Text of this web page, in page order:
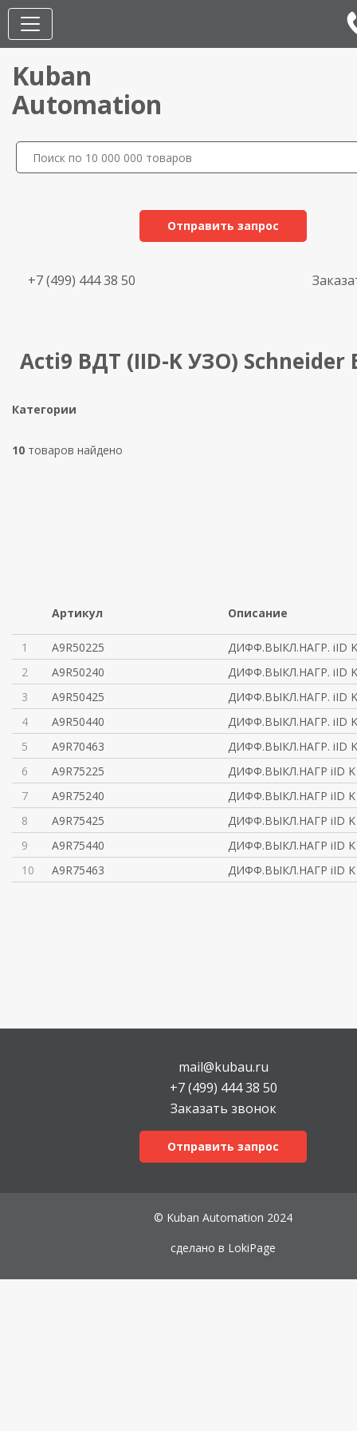
Kuban
Automation
Отправить запрос
+7 (499) 444 38 50
Acti9 ВДТ (IID-K УЗО) Schneider
Категории
10 товаров найдено
Артикул Описание
1 A9R50225
ДИФФ.ВЫКЛ.НАГР. iID
2
A9R50240
ДИФФ.ВЫКЛ.НАГР. iID
3
A9R50425
ДИФФ.ВЫКЛ.НАГР. iID
4
A9R50440
ДИФФ.ВЫКЛ.НАГР. iID
5
A9R70463
ДИФФ.ВЫКЛ.НАГР. iID
6
A9R75225
ДИФФ.ВЫКЛ.НАГР iID K
7
A9R75240
ДИФФ.ВЫКЛ.НАГР iID K
8
A9R75425
ДИФФ.ВЫКЛ.НАГР iID K
9
A9R75440
ДИФФ.ВЫКЛ.НАГР iID K
10
A9R75463 ДИФФ.ВЫКЛ.НАГР iID K
mail@kubau.ru
+7 (499) 444 38 50
Заказать звонок
Отправить запрос
© Kuban Automation 2024
сделано в LokiPage